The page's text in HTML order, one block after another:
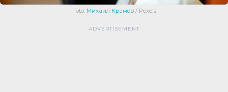
Foto: Михаил Крамор/ Pexels